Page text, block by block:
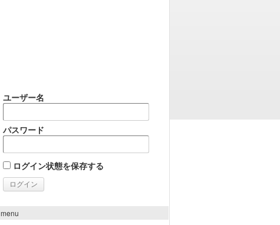
ユーザー名
パスワード
ログイン状態を保存する
menu